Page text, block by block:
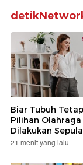
Biar Tubuh
Pilihan Olahraga
Dilakukan
21 menit yang lalu